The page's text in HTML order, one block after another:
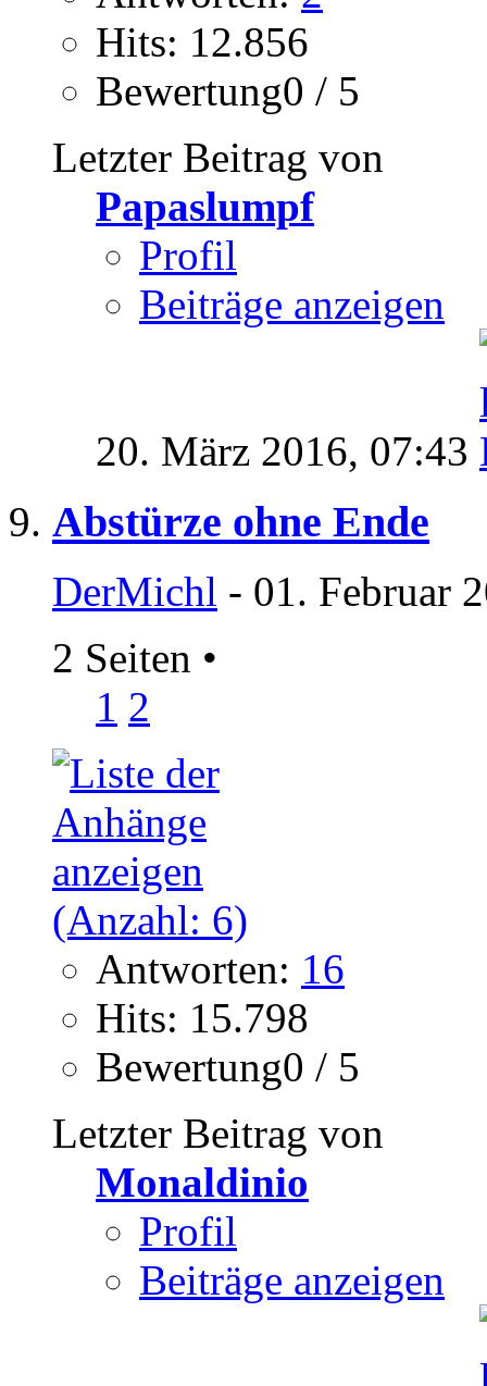
Hits: 12.856
Bewertung0 / 5
Letzter Beitrag von
Papaslumpf
Profil
Beiträge anzeigen
20. März 2016, 07:43
Abstürze ohne Ende
DerMichl - 01. Februar
2 Seiten •
1 2
Antworten: 16
Hits: 15.798
Bewertung0 / 5
Letzter Beitrag von
Monaldinio
Profil
Beiträge anzeigen